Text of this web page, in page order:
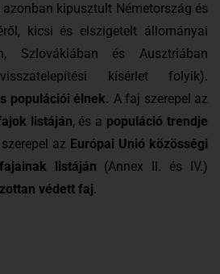
kipusztult Németország és
kicsi és elszigetelt állományai
Szlovákiában és Ausztriában
kísérlet folyik).
populációi élnek. A faj szerepel az
listáján, és a populáció trendje
az Európai Unió közösségi
listáján (Annex II. és IV.)
védett faj.